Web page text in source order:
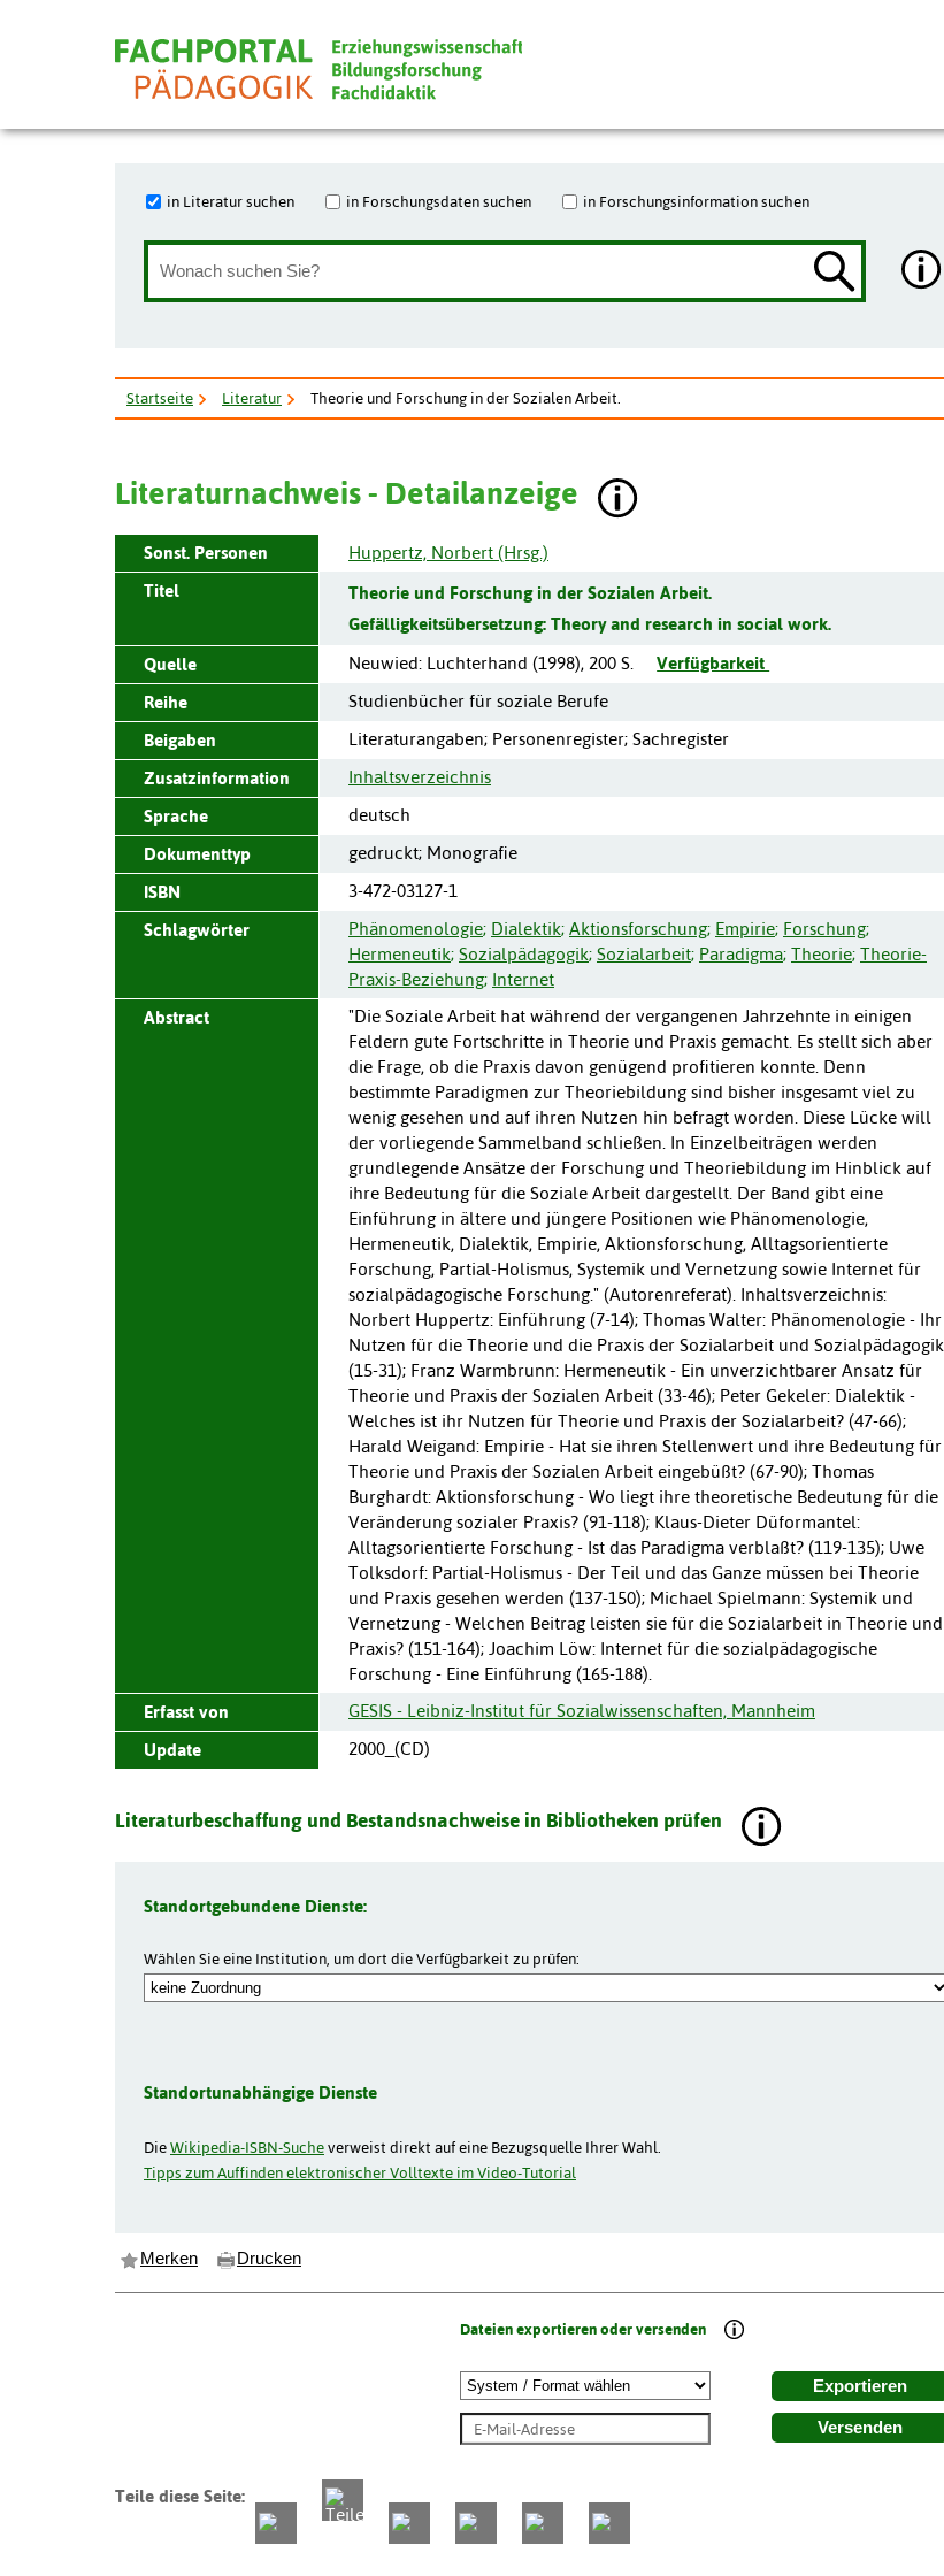
in Literatur suchen in Forschungsdaten suchen in Forschungsinformation suchen
Startseite Literatur Theorie und Forschung in der Sozialen Arbeit.
Literaturnachweis - Detailanzeige
Sonst. Personen
Huppertz, Norbert (Hrsg.)
Titel
Theorie und Forschung in der Sozialen Arbeit.
Gefälligkeitsübersetzung: Theory and research in social work.
Quelle Neuwied: Luchterhand (1998), 200 S.
Verfügbarkeit
Reihe
Studienbücher für soziale Berufe
Beigaben
Literaturangaben; Personenregister; Sachregister
Zusatzinformation
Inhaltsverzeichnis
Sprache
deutsch
Dokumenttyp
gedruckt; Monografie
ISBN
3-472-03127-1
Schlagwörter
Phänomenologie; Dialektik; Aktionsforschung; Empirie; Forschung;
Hermeneutik; Sozialpädagogik; Sozialarbeit; Paradigma; Theorie; Theorie-
Praxis-Beziehung; Internet
Abstract
"Die Soziale Arbeit hat während der vergangenen Jahrzehnte in einigen
Feldern gute Fortschritte in Theorie und Praxis gemacht. Es stellt sich aber
die Frage, ob die Praxis davon genügend profitieren konnte. Denn
bestimmte Paradigmen zur Theoriebildung sind bisher insgesamt viel zu
wenig gesehen und auf ihren Nutzen hin befragt worden. Diese Lücke will
der vorliegende Sammelband schließen. In Einzelbeiträgen werden
grundlegende Ansätze der Forschung und Theoriebildung im Hinblick auf
ihre Bedeutung für die Soziale Arbeit dargestellt. Der Band gibt eine
Einführung in ältere und jüngere Positionen wie Phänomenologie,
Hermeneutik, Dialektik, Empirie, Aktionsforschung, Alltagsorientierte
Forschung, Partial-Holismus, Systemik und Vernetzung sowie Internet für
sozialpädagogische Forschung." (Autorenreferat). Inhaltsverzeichnis:
Norbert Huppertz: Einführung (7-14); Thomas Walter: Phänomenologie - Ihr
Nutzen für die Theorie und die Praxis der Sozialarbeit und Sozialpädagogik
(15-31); Franz Warmbrunn: Hermeneutik - Ein unverzichtbarer Ansatz für
Theorie und Praxis der Sozialen Arbeit (33-46); Peter Gekeler: Dialektik -
Welches ist ihr Nutzen für Theorie und Praxis der Sozialarbeit? (47-66);
Harald Weigand: Empirie - Hat sie ihren Stellenwert und ihre Bedeutung für
Theorie und Praxis der Sozialen Arbeit eingebüßt? (67-90); Thomas
Burghardt: Aktionsforschung - Wo liegt ihre theoretische Bedeutung für die
Veränderung sozialer Praxis? (91-118); Klaus-Dieter Düformantel:
Alltagsorientierte Forschung - Ist das Paradigma verblaßt? (119-135); Uwe
Tolksdorf: Partial-Holismus - Der Teil und das Ganze müssen bei Theorie
und Praxis gesehen werden (137-150); Michael Spielmann: Systemik und
Vernetzung - Welchen Beitrag leisten sie für die Sozialarbeit in Theorie und
Praxis? (151-164); Joachim Löw: Internet für die sozialpädagogische
Forschung - Eine Einführung (165-188).
Erfasst von
GESIS - Leibniz-Institut für Sozialwissenschaften, Mannheim
Update
2000_(CD)
Literaturbeschaffung und Bestandsnachweise in Bibliotheken prüfen
Standortgebundene Dienste:
Wählen Sie eine Institution, um dort die Verfügbarkeit zu prüfen:
Standortunabhängige Dienste
DieWikipedia-ISBN-Sucheverweist direkt auf eine Bezugsquelle Ihrer Wahl.
Tipps zum Auffinden elektronischer Volltexte im Video-Tutorial
Merken Drucken
Dateien exportieren oder versenden
Exportieren
Versenden
Teile diese Seite: